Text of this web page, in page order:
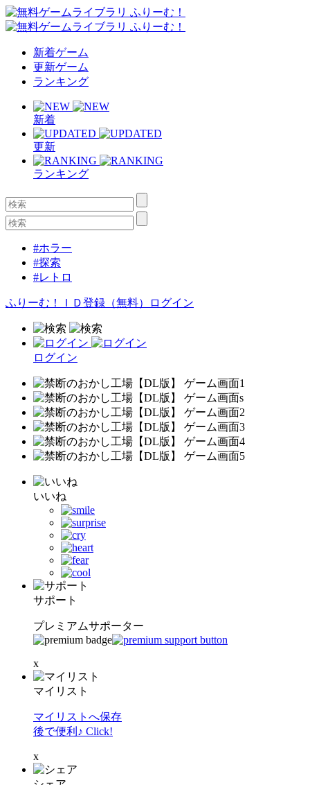
新着ゲーム
更新ゲーム
ランキング
新着
更新
ランキング
#ホラー
#探索
#レトロ
ふりーむ！ＩＤ登録（無料） ログイン
ログイン
いいね
サポート
プレミアムサポーター
x
マイリスト
マイリストへ保存
後で便利♪ Click!
x